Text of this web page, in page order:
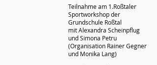
Teilnahme am 1.Roßtaler
Sportworkshop der
Grundschule Roßtal
mit Alexandra Scheinpflug
und Simona Petru
(Organisation Rainer Gegner
und Monika Lang)